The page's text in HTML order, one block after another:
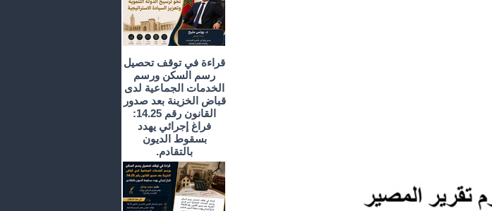
قراءة في توقف تحصيل
رسم السكن ورسم
الخدمات الجماعية لدى
قباض الخزينة بعد صدور
القانون رقم 14.25:
فراغ إجرائي يهدد
بسقوط الديون
بالتقادم.